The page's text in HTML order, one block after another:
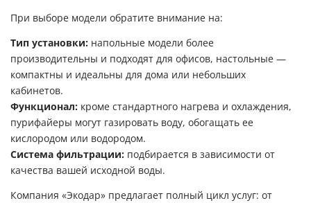
При выборе модели обратите внимание на:
Тип установки: напольные модели более
производительны и подходят для офисов, настольные —
компактны и идеальны для дома или небольших
кабинетов.
Функционал: кроме стандартного нагрева и охлаждения,
пурифайеры могут газировать воду, обогащать ее
кислородом или водородом.
Система фильтрации: подбирается в зависимости от
качества вашей исходной воды.
Компания «Экодар» предлагает полный цикл услуг: от